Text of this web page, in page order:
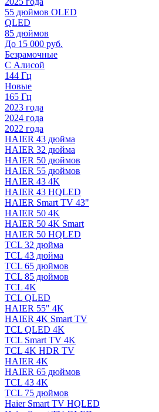
55 дюймов OLED
QLED
85 дюймов
До 15 000 руб.
Безрамочные
С Алисой
144 Гц
Новые
165 Гц
2023 года
2024 года
2022 года
HAIER 43 дюйма
HAIER 32 дюйма
HAIER 50 дюймов
HAIER 55 дюймов
HAIER 43 4K
HAIER 43 HQLED
HAIER Smart TV 43"
HAIER 50 4K
HAIER 50 4K Smart
HAIER 50 HQLED
TCL 32 дюйма
TCL 43 дюйма
TCL 65 дюймов
TCL 85 дюймов
TCL 4K
TCL QLED
HAIER 55" 4K
HAIER 4K Smart TV
TCL QLED 4K
TCL Smart TV 4K
TCL 4K HDR TV
HAIER 4K
HAIER 65 дюймов
TCL 43 4K
TCL 75 дюймов
Haier Smart TV HQLED